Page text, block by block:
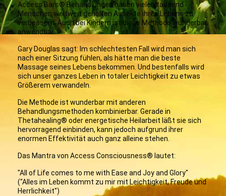
Access Bars® Behandlungen haben vielen tausend
Menschen weltweit geholfen Aspekte ihres Lebens zu
verbessern. Auch bei Kindern ist diese Methode wunderbar
anwendbar.
Gary Douglas sagt: Im schlechtesten Fall wird man sich
nach einer Sitzung fühlen, als hätte man die beste
Massage seines Lebens bekommen. Und bestenfalls wird
sich unser ganzes Leben in totaler Leichtigkeit zu etwas
Größerem verwandeln.
Die Methode ist wunderbar mit anderen
Behandlungsmethoden kombinierbar. Gerade in
Thetahealing® oder energetische Heilarbeit läßt sie sich
hervorragend einbinden, kann jedoch aufgrund ihrer
enormen Effektivität auch ganz alleine stehen.
Das Mantra von Access Consciousness® lautet:
"All of Life comes to me with Ease and Joy and Glory"
("Alles im Leben kommt zu mir mit Leichtigkeit, Freude und
Herrlichkeit")